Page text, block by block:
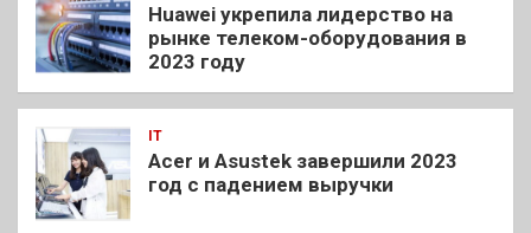
Huawei укрепила лидерство на
рынке телеком-оборудования в
2023 году
IT
Acer и Asustek завершили 2023
год с падением выручки